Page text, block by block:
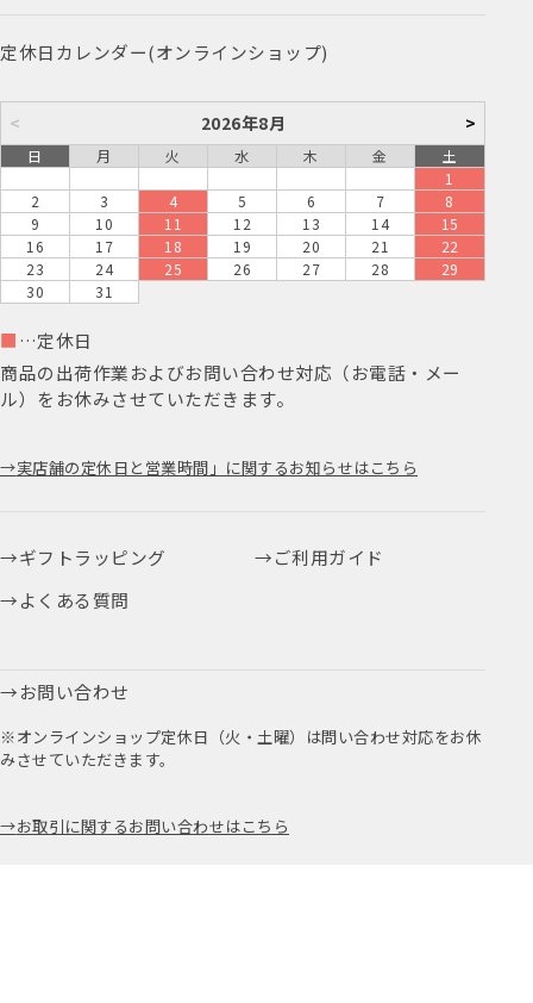
定休日カレンダー(オンラインショップ)
< 2026年8月 >
日 月 火 水 木 金
土
1
2
3 4 5 6 7
8
9
10 11 12 13 14
15
16
17 18 19 20 21
22
23
24 25 26 27 28
29
30
31
■ …定休日
商品の出荷作業およびお問い合わせ対応（お電話・メー
ル）をお休みさせていただきます。
実店舗の定休日と営業時間」に関するお知らせはこちら
ギフトラッピング
ご利用ガイド
よくある質問
お問い合わせ
※オンラインショップ定休日（火・土曜）は問い合わせ対応をお休
みさせていただきます。
お取引に関するお問い合わせはこちら